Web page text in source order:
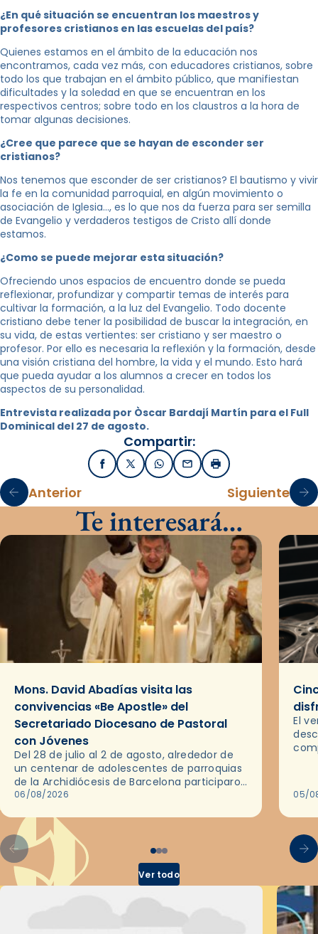
¿En qué situación se encuentran los maestros y
profesores cristianos en las escuelas del país?
Quienes estamos en el ámbito de la educación nos
encontramos, cada vez más, con educadores cristianos, sobre
todo los que trabajan en el ámbito público, que manifiestan
dificultades y la soledad en que se encuentran en los
respectivos centros; sobre todo en los claustros a la hora de
tomar algunas decisiones.
¿Cree que parece que se hayan de esconder ser
cristianos?
Nos tenemos que esconder de ser cristianos? El bautismo y vivir
la fe en la comunidad parroquial, en algún movimiento o
asociación de Iglesia…, es lo que nos da fuerza para ser semilla
de Evangelio y verdaderos testigos de Cristo allí donde
estamos.
¿Como se puede mejorar esta situación?
Ofreciendo unos espacios de encuentro donde se pueda
reflexionar, profundizar y compartir temas de interés para
cultivar la formación, a la luz del Evangelio. Todo docente
cristiano debe tener la posibilidad de buscar la integración, en
su vida, de estas vertientes: ser cristiano y ser maestro o
profesor. Por ello es necesaria la reflexión y la formación, desde
una visión cristiana del hombre, la vida y el mundo. Esto hará
que pueda ayudar a los alumnos a crecer en todos los
aspectos de su personalidad.
Entrevista realizada por Òscar Bardají Martín para el Full
Dominical del 27 de agosto.
Compartir:
FacebookX / TwitterWhatsApp
EmailImprimir
Anterior Siguiente
Te interesará…
Mons. David Abadías visita las
convivencias «Be Apostle» del
Secretariado Diocesano de Pastoral
con Jóvenes
Del 28 de julio al 2 de agosto, alrededor de
un centenar de adolescentes de parroquias
de la Archidiócesis de Barcelona participaron
en las convivencias Be Apostle, organizadas
06/08/2026
El
05/
Ver todo